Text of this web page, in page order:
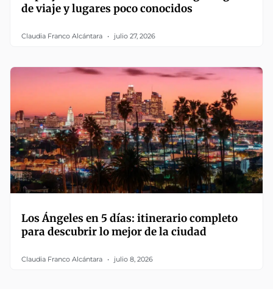
de viaje y lugares poco conocidos
Claudia Franco Alcántara julio 27, 2026
Los Ángeles en 5 días: itinerario completo
para descubrir lo mejor de la ciudad
Claudia Franco Alcántara julio 8, 2026